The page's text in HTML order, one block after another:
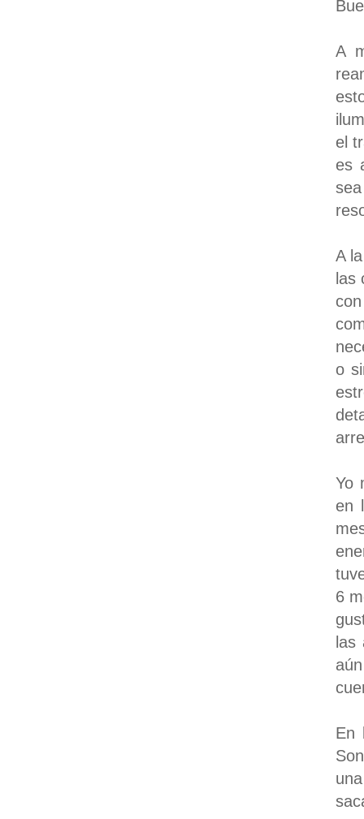
A
el
es
A
las
o
Yo
en
6
En